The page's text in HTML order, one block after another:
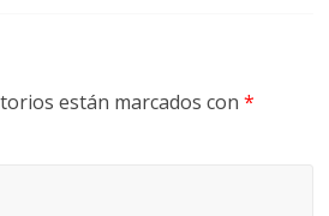
están marcados con *